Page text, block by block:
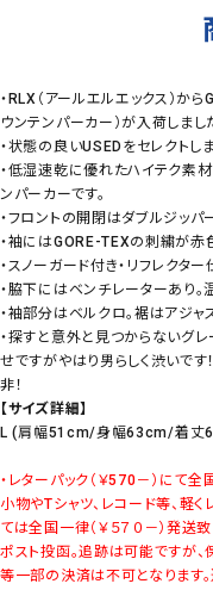
・RLX（アールエルエックス）か
ウンテンパーカー）が入荷しまし
・状態の良いUSEDをセレクトしま
・低湿速乾に優れたハイテク素
ンパーカーです。
・フロントの開閉はダブルジッパ
・袖にはGORE-TEXの刺繍が赤
・スノーガード付き・リフレクター
・脇下にはベンチレーターあり。
・袖部分はベルクロ。裾はアジャ
・探すと意外と見つからないグ
せですがやはり男らしく渋いで
非！
【サイズ詳細】
L (肩幅51cm/身幅63cm/着丈
・レターパック（￥570－）にて全
小物やTシャツ、レコード等、軽
ては全国一律（￥５７０－）発送致
ポスト投函。追跡は可能ですが
等一部の決済は不可となります